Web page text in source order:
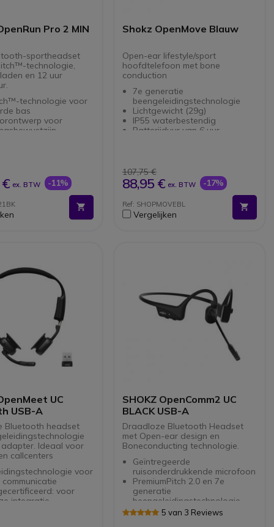
Pro 2 MIN
sportheadset
technologie,
en 12 uur
technologie voor
bas
voor
tegen
spatwater
met AI-
met een gewicht
ex. BTW -11%
Shokz OpenMove Blauw
Open-ear lifestyle/sport
hoofdtelefoon met bone
conduction
7e generatie
beengeleidingstechnologie
Lichtgewicht (29g)
IP55 waterbestendig
Batterijduur van 6 uur
geluid: Telkens weer een
eersteklas audio-ervaring
2 EQ-instellingen: Menselijke
standaardmodus voor
aanpasbaar luisteren
107,75 €
88,95 € ex. BTW -17%
Ref: SHOPMOVEBL
Vergelijken
UC
USB-A
Bluetooth headset
adapter. Ideaal voor
callcenters
voor
voor
integratie
SHOKZ OpenComm2 UC
BLACK USB-A
Draadloze Bluetooth Headset
met Open-ear design en
Boneconducting technologie.
Geïntregeerde
ruisonderdrukkende microfoon
PremiumPitch 2.0 en 7e
generatie
beengeleidingstechnologie
Levensduur batterij: 8 tot 16
5 van 3 Reviews